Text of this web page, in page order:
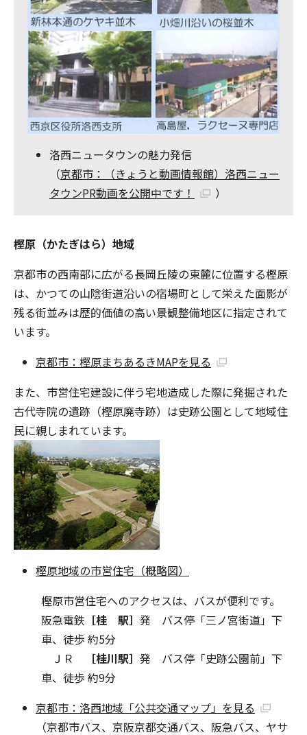
洛西ニュータウンの魅力発信
（京都市：（きょうと動画情報館）洛西ニュー
タウンPR動画を公開中です！
）
樫原（かたぎはら）地域
京都市の西南部に広がる長岡丘陵の東麓に位置する樫原
は、かつての山陰街道沿いの宿場町として栄えた面影が
残る街並みは歴的価値の高い景観整備地区に指定されて
います。
京都市：樫原まちあるきMAPを見る
また、市営住宅建設に伴う宅地造成した際に発掘された
古代寺院の遺跡（樫原廃寺跡）は史跡公園として地域住
民に親しまれています。
樫原地域の市営住宅（概略図）
樫原市営住宅へのアクセスは、バスが便利です。
阪急電鉄 ［桂 駅］ 発 バス停「三ノ宮街道」下
車、徒歩 約5分
ＪＲ
［桂川駅］ 発 バス停「史跡公園前」下
車、徒歩 約9分
京都市：洛西地域「公共交通マップ」を見る
（京都市バス、京阪京都交通バス、阪急バス、ヤサ